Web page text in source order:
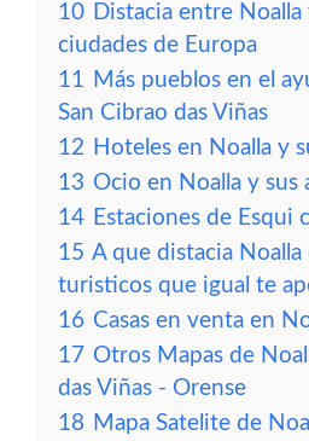
10 Distacia entre
ciudades de Europa
11 Más pueblos en el
San Cibrao das Viñas
12 Hoteles en Noalla y
13 Ocio en Noalla y sus
14 Estaciones de Esqui
15 A que distacia Noalla
turisticos que igual te
16 Casas en venta en
17 Otros Mapas de
das Viñas - Orense
18 Mapa Satelite de